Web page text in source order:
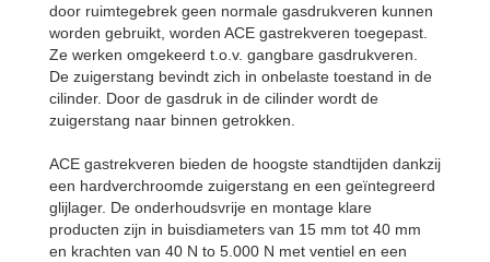
door ruimtegebrek geen normale gasdrukveren kunnen
worden gebruikt, worden ACE gastrekveren toegepast.
Ze werken omgekeerd t.o.v. gangbare gasdrukveren.
De zuigerstang bevindt zich in onbelaste toestand in de
cilinder. Door de gasdruk in de cilinder wordt de
zuigerstang naar binnen getrokken.
ACE gastrekveren bieden de hoogste standtijden dankzij
een hardverchroomde zuigerstang en een geïntegreerd
glijlager. De onderhoudsvrije en montage klare
producten zijn in buisdiameters van 15 mm tot 40 mm
en krachten van 40 N to 5.000 N met ventiel en een